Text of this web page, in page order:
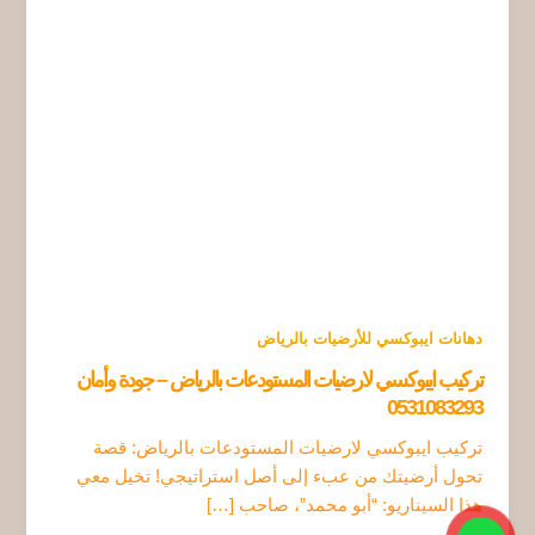
دهانات ايبوكسي للأرضيات بالرياض
تركيب ايبوكسي لارضيات المستودعات بالرياض – جودة وأمان
0531083293
تركيب ايبوكسي لارضيات المستودعات بالرياض: قصة
تحول أرضيتك من عبء إلى أصل استراتيجي! تخيل معي
هذا السيناريو: “أبو محمد”، صاحب […]